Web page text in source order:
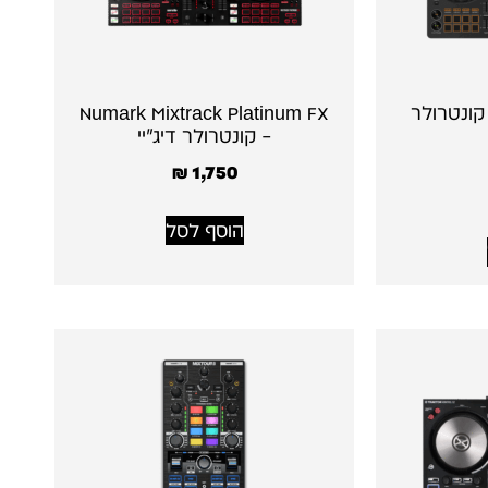
Pioneer DDJ-FLX4 קונטרולר
Numark Mixtrack Platinum FX
– קונטרולר דיג׳יי
₪1,750
הוסף לסל